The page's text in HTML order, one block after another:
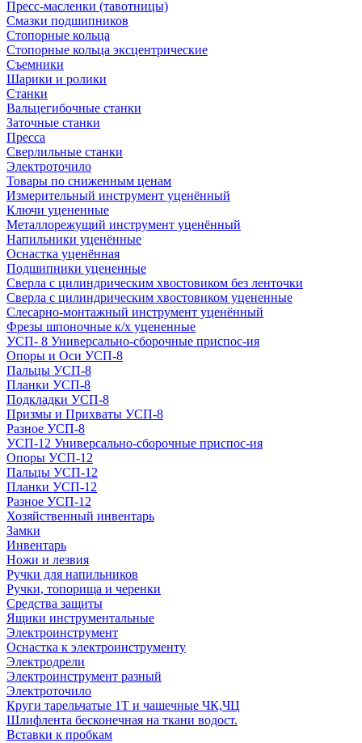
Пресс-масленки (тавотницы)
Смазки подшипников
Стопорные кольца
Стопорные кольца эксцентрические
Съемники
Шарики и ролики
Станки
Вальцегибочные станки
Заточные станки
Пресса
Сверлильные станки
Электроточило
Товары по сниженным ценам
Измерительный инструмент уценённый
Ключи уцененные
Металлорежущий инструмент уценённый
Напильники уценённые
Оснастка уценённая
Подшипники уцененные
Сверла с цилиндрическим хвостовиком без ленточки
Сверла с цилиндрическим хвостовиком уцененные
Слесарно-монтажный инструмент уценённый
Фрезы шпоночные к/х уцененные
УСП- 8 Универсально-сборочные приспос-ия
Опоры и Оси УСП-8
Пальцы УСП-8
Планки УСП-8
Подкладки УСП-8
Призмы и Прихваты УСП-8
Разное УСП-8
УСП-12 Универсально-сборочные приспос-ия
Опоры УСП-12
Пальцы УСП-12
Планки УСП-12
Разное УСП-12
Хозяйственный инвентарь
Замки
Инвентарь
Ножи и лезвия
Ручки для напильников
Ручки, топорища и черенки
Средства защиты
Ящики инструментальные
Электроинструмент
Оснастка к электроинструменту
Электродрели
Электроинструмент разный
Электроточило
Круги тарельчатые 1Т и чашечные ЧК,ЧЦ
Шлифлента бесконечная на ткани водост.
Вставки к пробкам